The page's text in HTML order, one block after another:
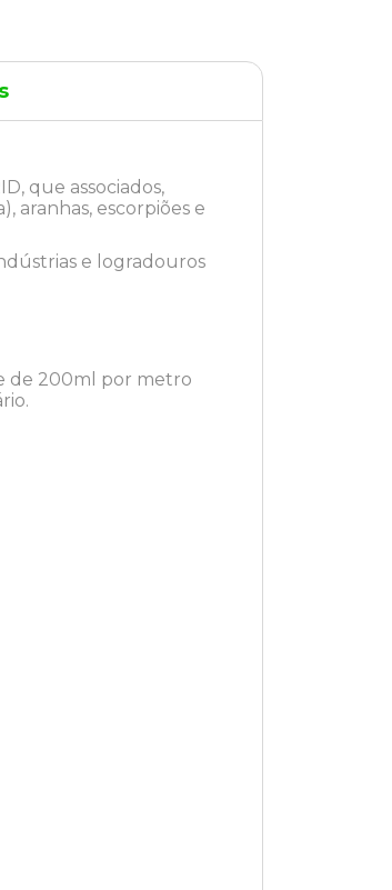
que associados,
aranhas, escorpiões e
e logradouros
de 200ml por metro